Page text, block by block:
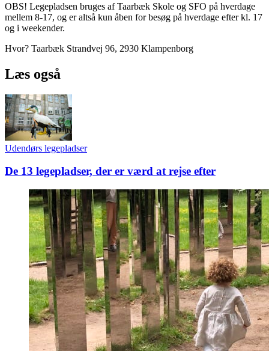
OBS! Legepladsen bruges af Taarbæk Skole og SFO på hverdage
mellem 8-17, og er altså kun åben for besøg på hverdage efter kl. 17
og i weekender.
Hvor? Taarbæk Strandvej 96, 2930 Klampenborg
Læs også
Udendørs legepladser
De 13 legepladser, der er værd at rejse efter